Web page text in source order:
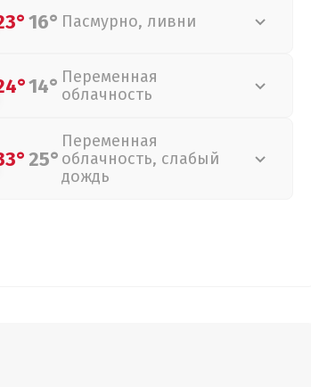
16° Пасмурно, ливни
14° Переменная
облачность
25°
Переменная
облачность, слабый
дождь